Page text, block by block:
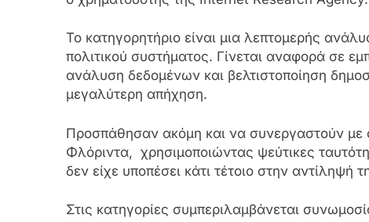
Το κατηγορητήριο είναι μια λεπτομερής
πολιτικού συστήματος. Γίνεται αναφορά σε
ανάλυση δεδομένων και βελτιστοποίηση
μεγαλύτερη απήχηση.
Προσπάθησαν ακόμη και να συνεργαστούν με
Φλόριντα, χρησιμοποιώντας ψεύτικες
δεν είχε υποπέσει κάτι τέτοιο στην αντίληψή
Στις κατηγορίες συμπεριλαμβάνεται